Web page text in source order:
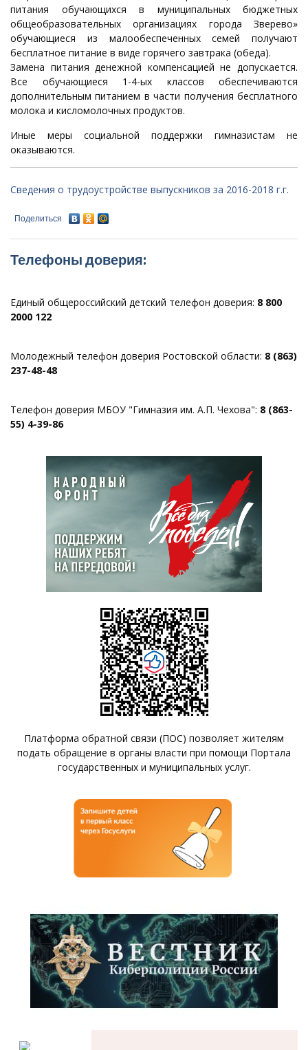
питания обучающихся в муниципальных бюджетных
общеобразовательных организациях города Зверево»
обучающиеся из малообеспеченных семей получают
бесплатное питание в виде горячего завтрака (обеда).
Замена питания денежной компенсацией не допускается.
Все обучающиеся 1-4-ых классов обеспечиваются
дополнительным питанием в части получения бесплатного
молока и кисломолочных продуктов.
Иные меры социальной поддержки гимназистам не
оказываются.
Сведения о трудоустройстве выпускников за 2016-2018 г.г.
Поделиться
Телефоны доверия:
Единый общероссийский детский телефон доверия: 8 800
2000 122
Молодежный телефон доверия Ростовской области: 8 (863)
237-48-48
Телефон доверия МБОУ "Гимназия им. А.П. Чехова": 8 (863-
55) 4-39-86
Платформа обратной связи (ПОС) позволяет жителям
подать обращение в органы власти при помощи Портала
государственных и муниципальных услуг.